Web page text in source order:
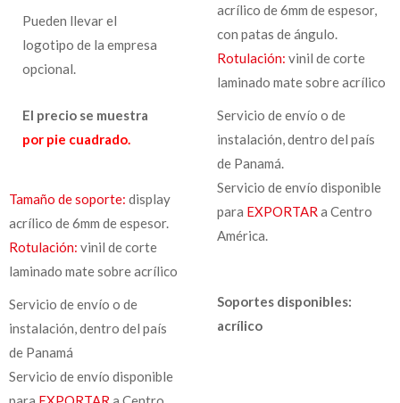
Pueden llevar el
logotipo de la empresa
opcional.
El precio se muestra
por pie cuadrado.
Tamaño de soporte: display
acrílico de 6mm de espesor.
Rotulación: vinil de corte
laminado mate sobre acrílico
Servicio de envío o de
instalación, dentro del país
de Panamá
Servicio de envío disponible
acrílico de 6mm de espesor,
con patas de ángulo.
Rotulación: vinil de corte
laminado mate sobre acrílico
Servicio de envío o de
instalación, dentro del país
de Panamá.
Servicio de envío disponible
para EXPORTAR a Centro
América.
Soportes disponibles:
acrílico